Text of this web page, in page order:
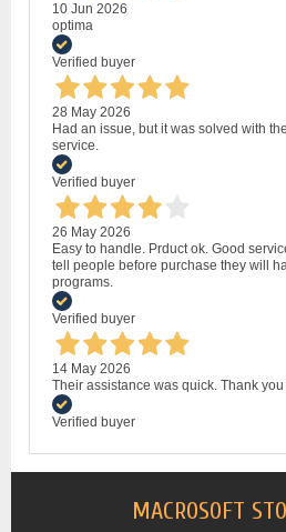
10 Jun 2026
optima
Verified buyer
28 May 2026
Had an issue, but it was solved with
service.
Verified buyer
26 May 2026
Easy to handle. Prduct ok. Good
tell people before purchase they will
programs.
Verified buyer
14 May 2026
Their assistance was quick. Thank
Verified buyer
MACROSOFT